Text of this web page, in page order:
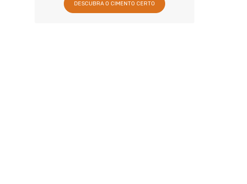
DESCUBRA O CIMENTO CERTO